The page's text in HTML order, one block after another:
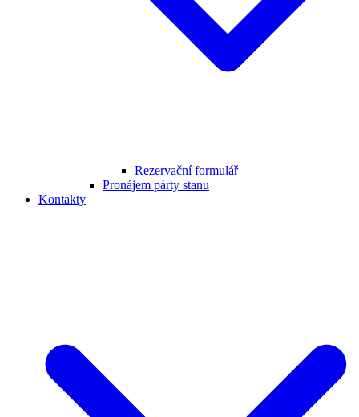
Rezervační formulář
Pronájem párty stanu
Kontakty